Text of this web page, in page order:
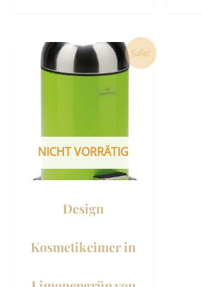
Sale!
NICHT VORRÄTIG
Design
Kosmetikeimer in
Ursprünglicher
Preis
war:
54,90 €
Aktueller
Preis
ist: